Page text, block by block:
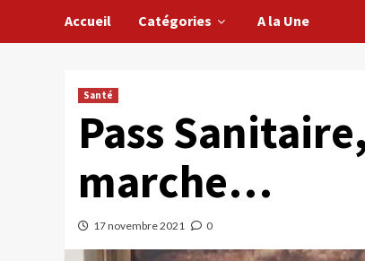
Accueil Catégories A la Une
Santé
Pass
marche…
17 novembre 2021 0